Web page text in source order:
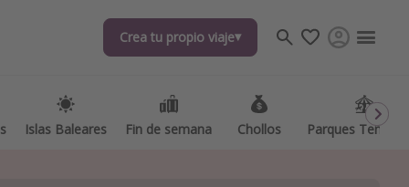
Crea tu propio viaje
Islas Baleares Fin de semana Chollos Parques
Crea tu propio viaje
Islas Baleares Fin de semana Chollos Parques